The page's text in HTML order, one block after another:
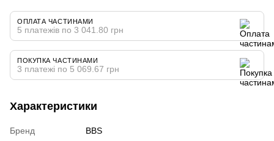
ОПЛАТА ЧАСТИНАМИ
5 платежів по 3 041.80 грн
ПОКУПКА ЧАСТИНАМИ
3 платежі по 5 069.67 грн
Характеристики
Бренд
BBS